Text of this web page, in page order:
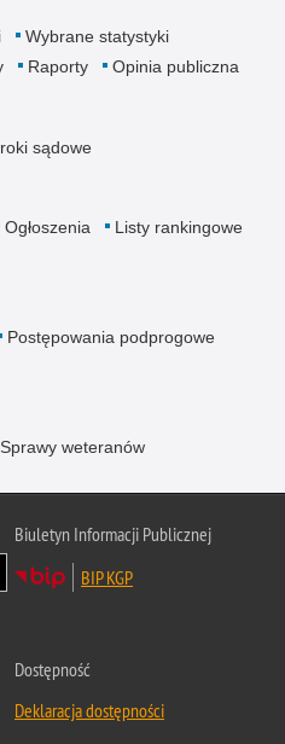
Wybrane statystyki
Raporty Opinia publiczna
sądowe
Ogłoszenia
Listy rankingowe
Postępowania podprogowe
Sprawy weteranów
Biuletyn Informacji Publicznej
BIP KGP
Dostępność
Deklaracja dostępności